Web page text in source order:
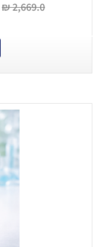
₪2,669.0